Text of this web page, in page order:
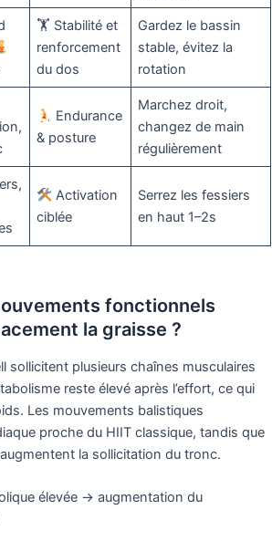
🏋️ Stabilité et
renforcement
du dos
Gardez le bassin
stable, évitez la
rotation
Endurance
& posture
Marchez droit,
changez de main
régulièrement
Activation
ciblée
Serrez les fessiers
en haut 1–2s
fonctionnels
la graisse ?
sollicitent plusieurs chaînes musculaires
reste élevé après l’effort, ce qui
Les mouvements balistiques
proche du HIIT classique, tandis que
la sollicitation du tronc.
élevée → augmentation du